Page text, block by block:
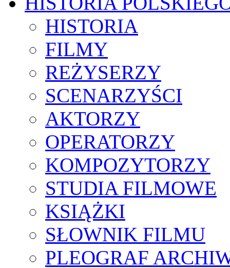
HISTORIA
FILMY
REŻYSERZY
SCENARZYŚCI
AKTORZY
OPERATORZY
KOMPOZYTORZY
STUDIA FILMOWE
KSIĄŻKI
SŁOWNIK FILMU
PLEOGRAF